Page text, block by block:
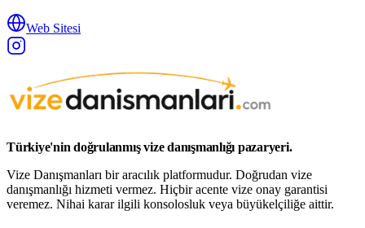
Web Sitesi
Türkiye'nin doğrulanmış vize danışmanlığı pazaryeri.
Vize Danışmanları bir aracılık platformudur. Doğrudan vize
danışmanlığı hizmeti vermez. Hiçbir acente vize onay garantisi
veremez. Nihai karar ilgili konsolosluk veya büyükelçiliğe aittir.